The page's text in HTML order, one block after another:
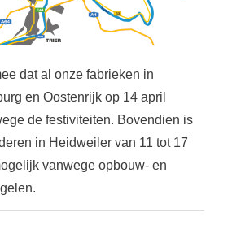
dat al onze fabrieken in
en Oostenrijk op 14 april
de festiviteiten. Bovendien is
in Heidweiler van 11 tot 17
vanwege opbouw- en